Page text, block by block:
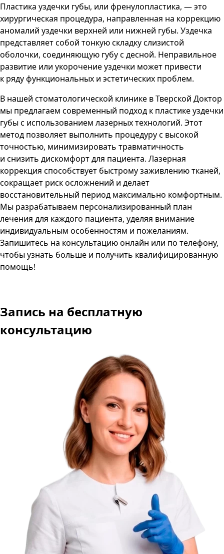
Пластика уздечки губы, или френулопластика, — это
хирургическая процедура, направленная на коррекцию
аномалий уздечки верхней или нижней губы. Уздечка
представляет собой тонкую складку слизистой
оболочки, соединяющую губу с десной. Неправильное
развитие или укорочение уздечки может привести
к ряду функциональных и эстетических проблем.
В нашей стоматологической клинике в Тверской Доктор
мы предлагаем современный подход к пластике уздечки
губы с использованием лазерных технологий. Этот
метод позволяет выполнить процедуру с высокой
точностью, минимизировать травматичность
и снизить дискомфорт для пациента. Лазерная
коррекция способствует быстрому заживлению тканей,
сокращает риск осложнений и делает
восстановительный период максимально комфортным.
Мы разрабатываем персонализированный план
лечения для каждого пациента, уделяя внимание
индивидуальным особенностям и пожеланиям.
Запишитесь на консультацию онлайн или по телефону,
чтобы узнать больше и получить квалифицированную
помощь!
Запись на бесплатную
консультацию